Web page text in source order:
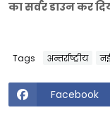
का सर्वर डाउन कर
Tags अन्तर्राष्ट्रीय
Facebook